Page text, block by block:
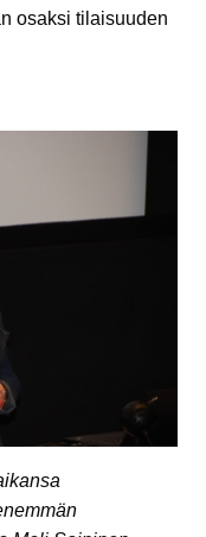
osaksi tilaisuuden